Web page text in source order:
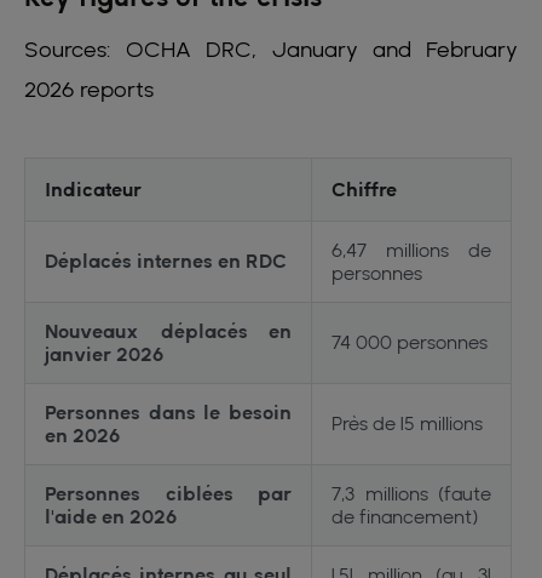
Sources: OCHA DRC, January and February
2026 reports
Indicateur Chiffre
Déplacés internes en RDC
6,47 millions de
personnes
Nouveaux déplacés en
janvier 2026
74 000 personnes
Personnes dans le besoin
en 2026
Près de 15 millions
Personnes ciblées par
l'aide en 2026
7,3 millions (faute
de financement)